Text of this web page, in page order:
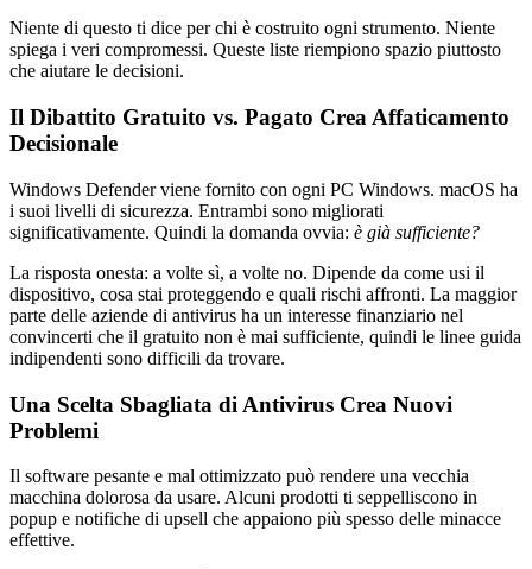
Niente di questo ti dice per chi è costruito ogni strumento. Niente
spiega i veri compromessi. Queste liste riempiono spazio piuttosto
che aiutare le decisioni.
Il Dibattito Gratuito vs. Pagato Crea Affaticamento
Decisionale
Windows Defender viene fornito con ogni PC Windows. macOS ha
i suoi livelli di sicurezza. Entrambi sono migliorati
significativamente. Quindi la domanda ovvia: è già sufficiente?
La risposta onesta: a volte sì, a volte no. Dipende da come usi il
dispositivo, cosa stai proteggendo e quali rischi affronti. La maggior
parte delle aziende di antivirus ha un interesse finanziario nel
convincerti che il gratuito non è mai sufficiente, quindi le linee guida
indipendenti sono difficili da trovare.
Una Scelta Sbagliata di Antivirus Crea Nuovi
Problemi
Il software pesante e mal ottimizzato può rendere una vecchia
macchina dolorosa da usare. Alcuni prodotti ti seppelliscono in
popup e notifiche di upsell che appaiono più spesso delle minacce
effettive.